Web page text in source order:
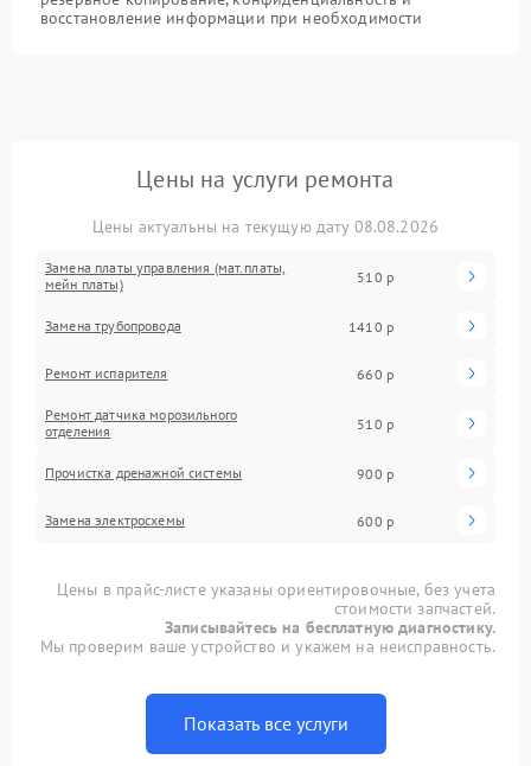
восстановление информации при необходимости
Цены на услуги ремонта
Цены актуальны на текущую дату 08.08.2026
Замена платы управления (мат.платы,
мейн платы)
510 р
Замена трубопровода 1410 р
Ремонт испарителя 660 р
Ремонт датчика морозильного
отделения
510 р
Прочистка дренажной системы 900 р
Замена электросхемы 600 р
Цены в прайс-листе указаны ориентировочные, без учета
стоимости запчастей.
Записывайтесь на бесплатную диагностику.
Мы проверим ваше устройство и укажем на неисправность.
Показать все услуги